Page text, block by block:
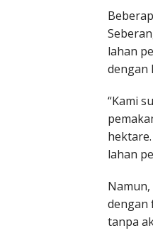
lahan
dengan
“Kami
lahan
dengan
tanpa